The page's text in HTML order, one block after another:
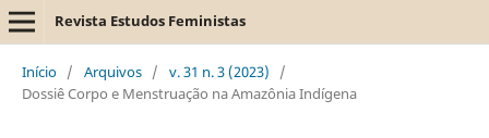
Revista Estudos Feministas
Início / Arquivos / v. 31 n. 3 (2023)
/
Dossiê Corpo e Menstruação na Amazônia Indígena